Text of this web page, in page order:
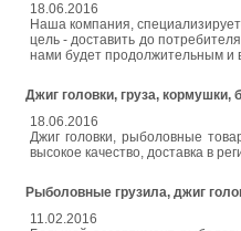
18.06.2016
Наша компания,
цель - доставить до
нами будет продолжительным и
Джиг головки, груза, кормушки,
18.06.2016
Джиг головки, рыболовные
высокое качество, доставка в
Рыболовные грузила, джиг
11.02.2016